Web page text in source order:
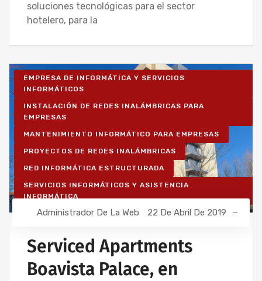
soluciones tecnológicas para el sector
hotelero, para la
EMPRESA DE INFORMÁTICA Y SERVICIOS
INFORMÁTICOS
INSTALACIÓN DE REDES INALÁMBRICAS PARA
EMPRESAS
MANTENIMIENTO INFORMÁTICO PARA EMPRESAS
PROYECTOS DE REDES INALÁMBRICAS
RED INFORMÁTICA ESTRUCTURADA
SERVICIOS INFORMÁTICOS Y ASISTENCIA
INFORMÁTICA
Administrador De La Web 22 De Abril De 2019
Serviced Apartments
Boavista Palace, en